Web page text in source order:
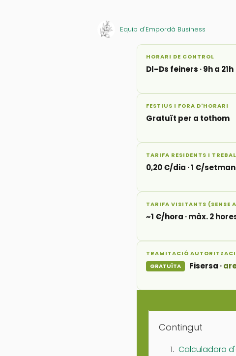
Equip d'Empordà Business
HORARI DE CONTROL
Dl–Ds feiners · 9h a 21h
FESTIUS I FORA D'HORARI
Gratuït per a tothom
TARIFA RESIDENTS I
0,20 €/dia · 1 €/
TARIFA VISITANTS (SENSE
~1 €/hora · màx. 2
TRAMITACIÓ
GRATUÏTA
Fisersa ·
Contingut
Calculadora